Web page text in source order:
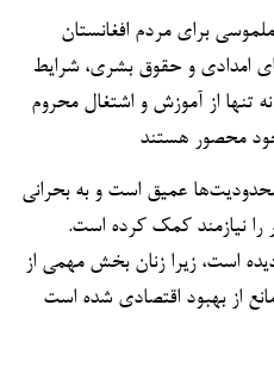
برای مردم افغانستان
امدادی و حقوق بشری، شرایط
تنها از آموزش و اشتغال محروم
خود محصور هستند
عمیق است و به بحرانی
را نیازمند کمک کرده است.
است، زیرا زنان بخش مهمی از
از بهبود اقتصادی شده است